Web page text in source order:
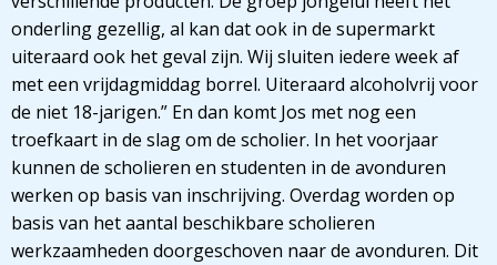
onderling gezellig, al kan dat ook in de supermarkt
uiteraard ook het geval zijn. Wij sluiten iedere week af
met een vrijdagmiddag borrel. Uiteraard alcoholvrij voor
de niet 18-jarigen.” En dan komt Jos met nog een
troefkaart in de slag om de scholier. In het voorjaar
kunnen de scholieren en studenten in de avonduren
werken op basis van inschrijving. Overdag worden op
basis van het aantal beschikbare scholieren
werkzaamheden doorgeschoven naar de avonduren. Dit